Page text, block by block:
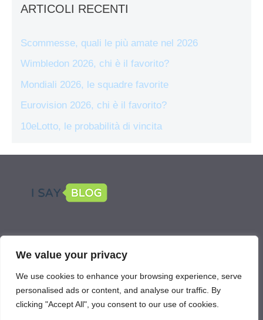
We value your privacy
We use cookies to enhance your browsing experience, serve
personalised ads or content, and analyse our traffic. By
clicking "Accept All", you consent to our use of cookies.
ARTICOLI RECENTI
Scommesse, quali le più amate nel 2026
Wimbledon 2026, chi è il favorito?
Mondiali 2026, le squadre favorite
Eurovision 2026, chi è il favorito?
10eLotto, le probabilità di vincita
LEGAL
Scommetti Online is part of the network
IsayBlog!